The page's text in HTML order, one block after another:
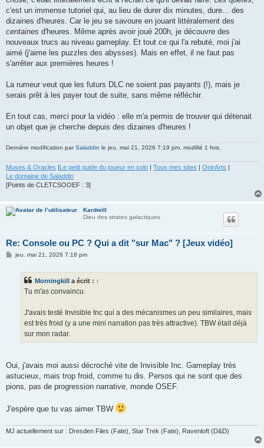
c'est un immense tutoriel qui, au lieu de durer dix minutes, dure... des
dizaines d'heures. Car le jeu se savoure en jouant littéralement des
centaines d'heures. Même après avoir joué 200h, je découvre des
nouveaux trucs au niveau gameplay. Et tout ce qui l'a rebuté, moi j'ai
aimé (j'aime les puzzles des abysses). Mais en effet, il ne faut pas
s'arrêter aux premières heures !
La rumeur veut que les futurs DLC ne soient pas payants (!), mais je
serais prêt à les payer tout de suite, sans même réfléchir.
En tout cas, merci pour la vidéo : elle m'a permis de trouver qui détenait
un objet que je cherche depuis des dizaines d'heures !
Dernière modification parSaladdin le jeu. mai 21, 2026 7:19 pm, modifié 1 fois.
Muses & Oracles |Le petit guide du joueur en solo | Tous mes sites | OnirArts |
Le domaine de Saladdin
[Points de CLETCSOOEF : 3]
Kardwill
Dieu des strates galactiques
Re: Console ou PC ? Qui a dit "sur Mac" ? [Jeux vidéo]
Mjeu. mai 21, 2026 7:18 pm
Morningkill a écrit : ↑
Tu m'as convaincu.
J'avais testé Invisible Inc qui a des mécanismes un peu similaires, mais
est très froid (y a une mini narration pas très attractive). TBW était déjà
sur mon radar.
Oui, j'avais moi aussi décroché vite de Invisible Inc. Gameplay très
astucieux, mais trop froid, comme tu dis. Persos qui ne sont que des
pions, pas de progression narrative, monde OSEF.
J'espère que tu vas aimer TBW
MJ actuellement sur : Dresden Files (Fate), Star Trek (Fate), Ravenloft (D&D)